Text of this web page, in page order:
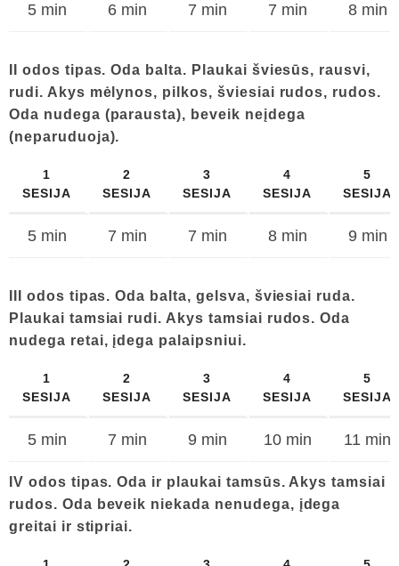
5 min 6 min 7 min 7 min 8 min
II odos tipas. Oda balta. Plaukai šviesūs, rausvi,
rudi. Akys mėlynos, pilkos, šviesiai rudos, rudos.
Oda nudega (parausta), beveik neįdega
(neparuduoja).
1
SESIJA
2
SESIJA
3
SESIJA
4
SESIJA
5
SESIJA
5 min 7 min 7 min 8 min 9 min
III odos tipas. Oda balta, gelsva, šviesiai ruda.
Plaukai tamsiai rudi. Akys tamsiai rudos. Oda
nudega retai, įdega palaipsniui.
1
SESIJA
2
SESIJA
3
SESIJA
4
SESIJA
5
SESIJA
5 min 7 min 9 min 10 min 11 min
IV odos tipas. Oda ir plaukai tamsūs. Akys tamsiai
rudos. Oda beveik niekada nenudega, įdega
greitai ir stipriai.